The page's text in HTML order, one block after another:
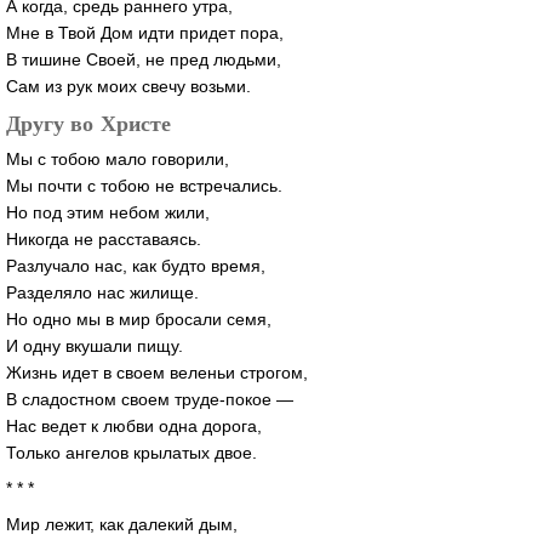
А когда, средь раннего утра,
Мне в Твой Дом идти придет пора,
В тишине Своей, не пред людьми,
Сам из рук моих свечу возьми.
Другу во Христе
Мы с тобою мало говорили,
Мы почти с тобою не встречались.
Но под этим небом жили,
Никогда не расставаясь.
Разлучало нас, как будто время,
Разделяло нас жилище.
Но одно мы в мир бросали семя,
И одну вкушали пищу.
Жизнь идет в своем веленьи строгом,
В сладостном своем труде-покое —
Нас ведет к любви одна дорога,
Только ангелов крылатых двое.
* * *
Мир лежит, как далекий дым,